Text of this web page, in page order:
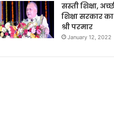
सस्ती शिक्षा,
शिक्षा सरकार का
श्री परमार
January 12, 2022